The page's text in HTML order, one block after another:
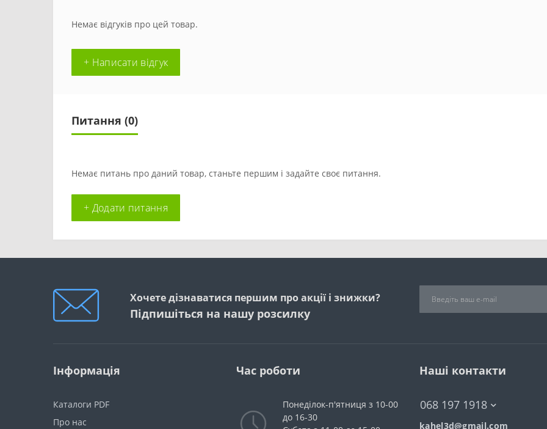
Немає відгуків про цей товар.
+ Написати відгук
Питання (0)
Немає питань про даний товар, станьте першим і задайте своє питання.
+ Додати питання
Хочете дізнаватися першим про акції і знижки?
Підпишіться на нашу розсилку
Інформація
Каталоги PDF
Про нас
Час роботи
Понеділок-п'ятниця з 10-00
до 16-30
Наші контакти
068 197 1918
kahel3d@gmail.com